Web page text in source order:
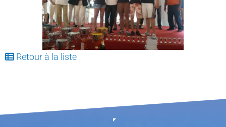
Retour à la liste